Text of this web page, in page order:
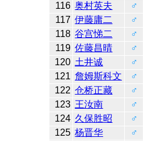
116 奥村英夫 ♂
117 伊藤庸二 ♂
118 谷宫悌二 ♂
119 佐藤昌晴 ♂
120 土井诚 ♂
121 詹姆斯科文 ♂
122 仓桥正藏 ♂
123 王汝南 ♂
124 久保胜昭 ♂
125 杨晋华 ♂